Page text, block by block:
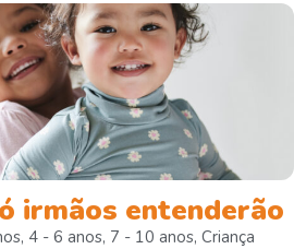
irmãos entenderão
, 4 - 6 anos, 7 - 10 anos, Criança